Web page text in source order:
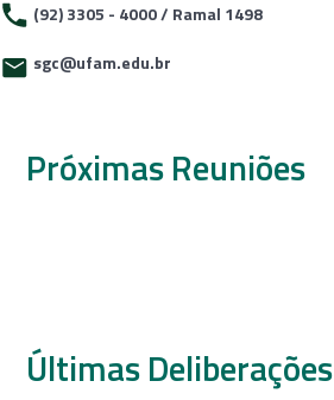
(92) 3305 - 4000 / Ramal 1498
sgc@ufam.edu.br
Próximas Reuniões
Últimas Deliberações